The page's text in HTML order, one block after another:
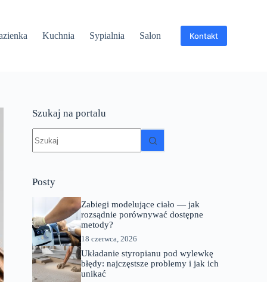
Kuchnia Sypialnia Salon Kontakt
Szukaj na portalu
wyników
Posty
Zabiegi modelujące ciało — jak
rozsądnie porównywać dostępne
metody?
18 czerwca, 2026
Układanie styropianu pod wylewkę
błędy: najczęstsze problemy i jak ich
unikać